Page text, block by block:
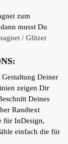
zum
musst Du
/ Glitzer
Deiner
zeigen Dir
Deines
Randtext
für InDesign,
einfach die für